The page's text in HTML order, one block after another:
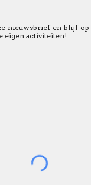
nieuwsbrief en blijf op
eigen activiteiten!